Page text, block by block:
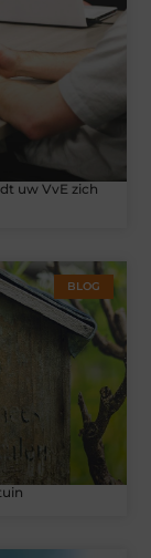
uw VvE zich
BLOG